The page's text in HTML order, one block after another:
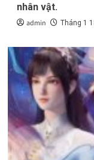
nhân vật.
admin Tháng 1